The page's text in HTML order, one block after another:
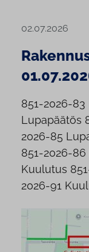
02.07.2026
851-2026-
Lupapäätös
2026-85
851-2026-
Kuulutus
2026-91